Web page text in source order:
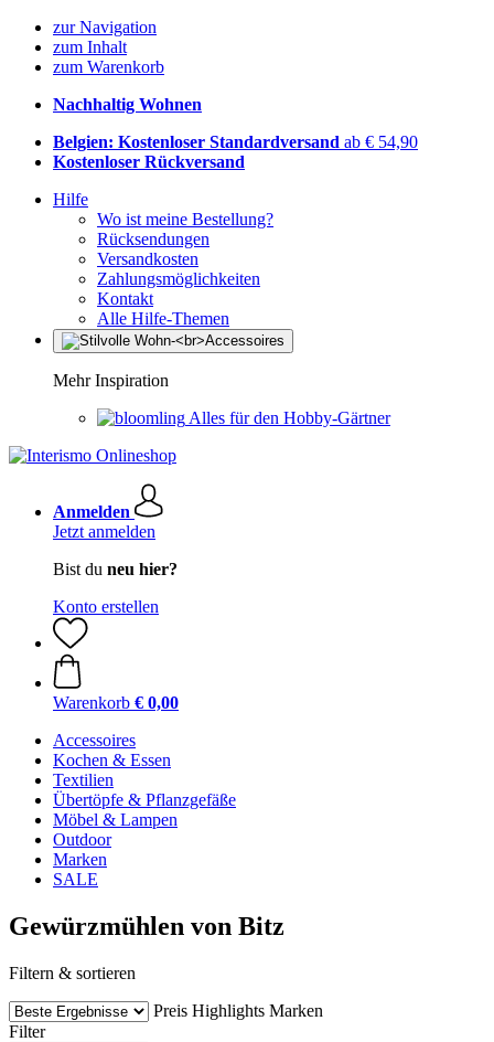
zur Navigation
zum Inhalt
zum Warenkorb
Nachhaltig Wohnen
Belgien: Kostenloser Standardversand ab € 54,90
Kostenloser Rückversand
Hilfe
Wo ist meine Bestellung?
Rücksendungen
Versandkosten
Zahlungsmöglichkeiten
Kontakt
Alle Hilfe-Themen
Mehr Inspiration
Alles für den Hobby-Gärtner
Anmelden
Jetzt anmelden
Bist du neu hier?
Konto erstellen
Warenkorb € 0,00
Accessoires
Kochen & Essen
Textilien
Übertöpfe & Pflanzgefäße
Möbel & Lampen
Outdoor
Marken
SALE
Gewürzmühlen von Bitz
Filtern & sortieren
Preis Highlights Marken
Filter